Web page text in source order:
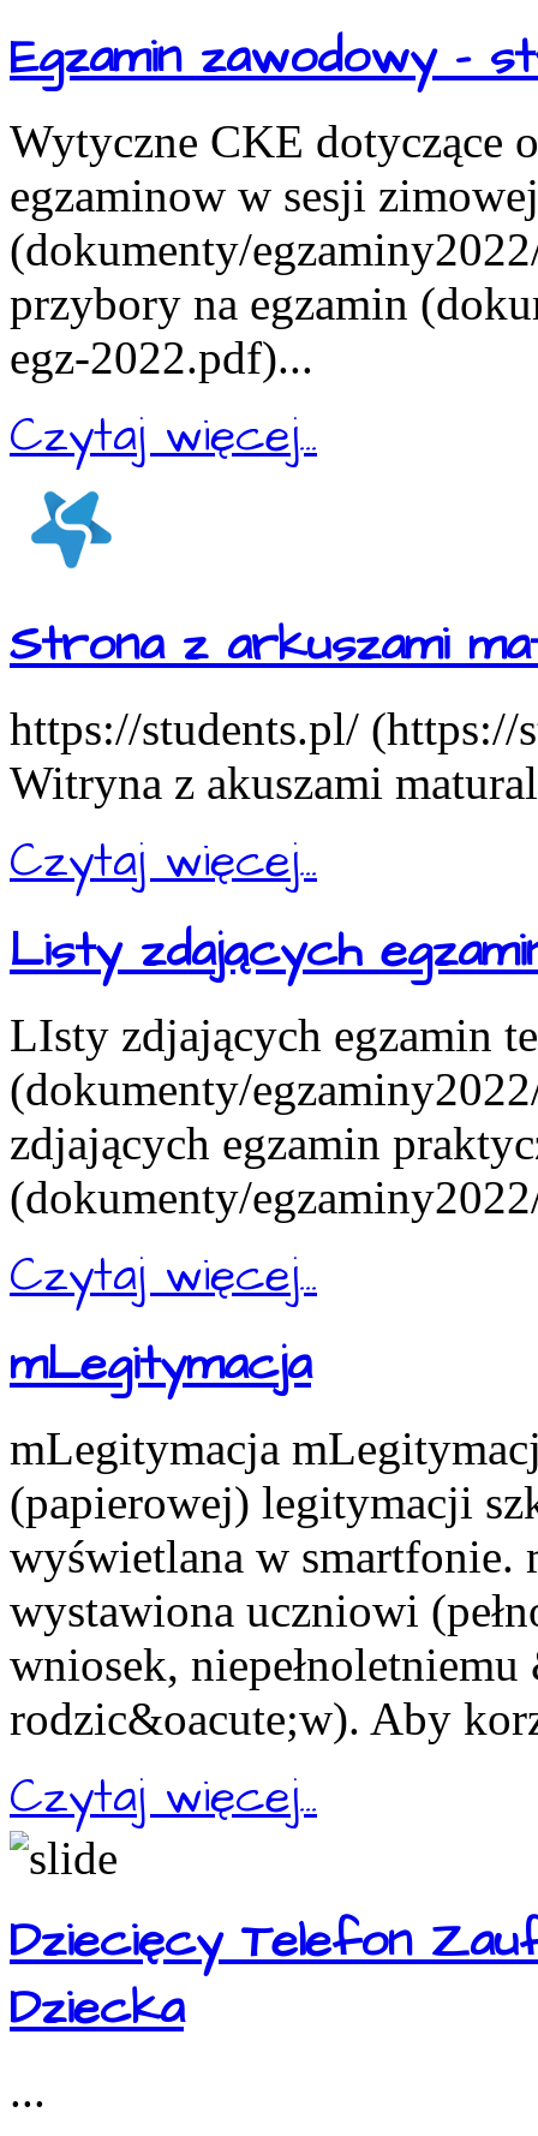
Egzamin zawodowy -
Wytyczne CKE dotyczące
egzaminow w sesji
(dokumenty/
przybory na egzamin
egz-2022.pdf)...
Czytaj więcej...
Strona z arkuszami
https://students.pl/ (https://
Witryna z akuszami
Czytaj więcej...
Listy zdających
LIsty zdjających egzamin
(dokumenty/
zdjających egzamin
(dokumenty/
Czytaj więcej...
mLegitymacja
mLegitymacja
(papierowej) legitymacji
wyświetlana w smartfonie.
wystawiona uczniowi
wniosek,
rodzic&oacute;w). Aby
Czytaj więcej...
Dziecięcy Telefon
Dziecka
...